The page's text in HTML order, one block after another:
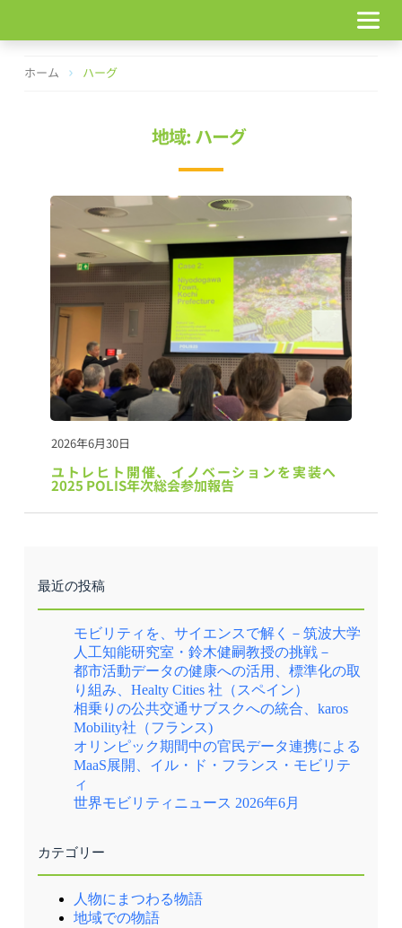
テ
ホーム ハーグ
地域: ハーグ
2026年6月30日
ユトレヒト開催、イノベーションを実装へ
2025 POLIS年次総会参加報告
最近の投稿
モビリティを、サイエンスで解く－筑波大学
人工知能研究室・鈴木健嗣教授の挑戦－
都市活動データの健康への活用、標準化の取
り組み、Healty Cities 社（スペイン）
相乗りの公共交通サブスクへの統合、karos
Mobility社（フランス)
オリンピック期間中の官民データ連携による
MaaS展開、イル・ド・フランス・モビリテ
ィ
世界モビリティニュース 2026年6月
カテゴリー
人物にまつわる物語
地域での物語